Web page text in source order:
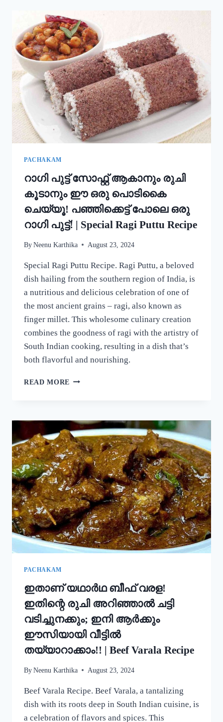
കറുമുറെ
തിന്നാൻ
രുചിയൂറും
അച്ചപ്പം
എളുപ്പം
ഉണ്ടാക്കാം!
|
KERALA
TRADITIONAL
STYLE
ACHAPPAM
RECIPE
PACHAKAM
റാഗി പുട്ട് സോഫ്റ്റ് ആകാനും രുചി
കൂടാനും ഈ ഒരു പൊടികൈ
ചെയ്യൂ! പഞ്ഞിക്കെട്ട് പോലെ ഒരു
റാഗി പുട്ട്! | Special Ragi Puttu Recipe
By Neenu Karthika August 23, 2024
Special Ragi Puttu Recipe. Ragi Puttu, a beloved
dish hailing from the southern region of India, is
a nutritious and delicious celebration of one of
the most ancient grains – ragi, also known as
finger millet. This wholesome culinary creation
combines the goodness of ragi with the artistry of
South Indian cooking, resulting in a dish that’s
both flavorful and nourishing.
READ MORE റാഗി
രുചി
കൂടാനും
ഈ
ഒരു
പൊടികൈ
ചെയ്യൂ!
പഞ്ഞിക്കെട്ട്
പോലെ
ഒരു
റാഗി
പുട്ട്!
|
SPECIAL
PACHAKAM
ഇതാണ് യഥാർഥ ബീഫ് വരള!
ഇതിന്റെ രുചി അറിഞ്ഞാൽ ചട്ടി
വടിച്ചുനക്കും; ഇനി ആർക്കും
ഈസിയായി വീട്ടിൽ
തയ്യാറാക്കാം!! | Beef Varala Recipe
By Neenu Karthika August 23, 2024
Beef Varala Recipe. Beef Varala, a tantalizing
dish with its roots deep in South Indian cuisine, is
a celebration of flavors and spices. This